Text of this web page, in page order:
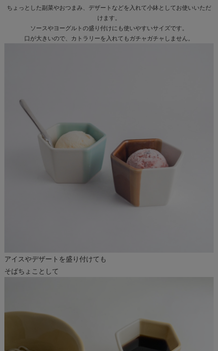
ちょっとした副菜やおつまみ、デザートなどを入れて小鉢としてお使いいただ
けます。
ソースやヨーグルトの盛り付けにも使いやすいサイズです。
口が大きいので、カトラリーを入れてもガチャガチャしません。
アイスやデザートを盛り付けても
そばちょことして